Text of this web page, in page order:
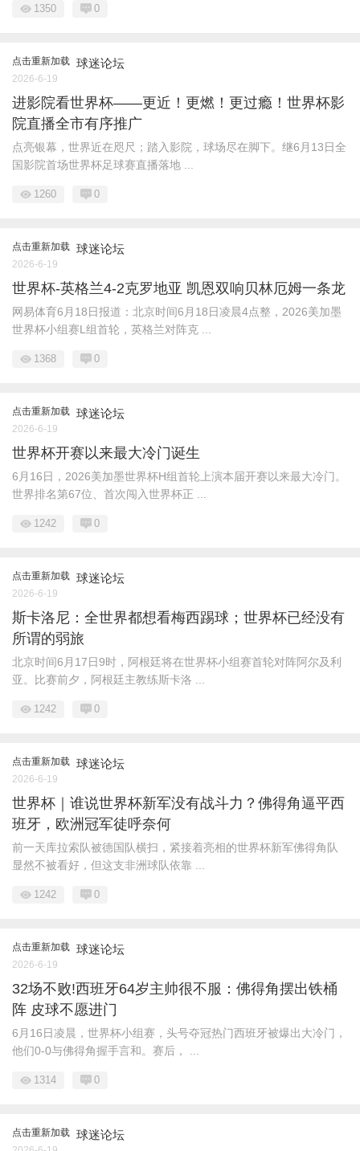
1350 0
点击重新加载 球迷论坛
2026-6-19
进影院看世界杯——更近！更燃！更过瘾！世界杯影
院直播全市有序推广
点亮银幕，世界近在咫尺；踏入影院，球场尽在脚下。继6月13日全
国影院首场世界杯足球赛直播落地 ...
1260 0
点击重新加载 球迷论坛
2026-6-19
世界杯-英格兰4-2克罗地亚 凯恩双响贝林厄姆一条龙
网易体育6月18日报道：北京时间6月18日凌晨4点整，2026美加墨
世界杯小组赛L组首轮，英格兰对阵克 ...
1368 0
点击重新加载 球迷论坛
2026-6-19
世界杯开赛以来最大冷门诞生
6月16日，2026美加墨世界杯H组首轮上演本届开赛以来最大冷门。
世界排名第67位、首次闯入世界杯正 ...
1242 0
点击重新加载 球迷论坛
2026-6-19
斯卡洛尼：全世界都想看梅西踢球；世界杯已经没有
所谓的弱旅
北京时间6月17日9时，阿根廷将在世界杯小组赛首轮对阵阿尔及利
亚。比赛前夕，阿根廷主教练斯卡洛 ...
1242 0
点击重新加载 球迷论坛
2026-6-19
世界杯｜谁说世界杯新军没有战斗力？佛得角逼平西
班牙，欧洲冠军徒呼奈何
前一天库拉索队被德国队横扫，紧接着亮相的世界杯新军佛得角队
显然不被看好，但这支非洲球队依靠 ...
1242 0
点击重新加载 球迷论坛
2026-6-19
32场不败!西班牙64岁主帅很不服：佛得角摆出铁桶
阵 皮球不愿进门
6月16日凌晨，世界杯小组赛，头号夺冠热门西班牙被爆出大冷门，
他们0-0与佛得角握手言和。赛后， ...
1314 0
点击重新加载 球迷论坛